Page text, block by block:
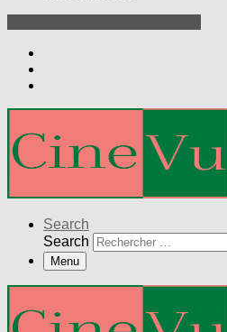
Search
Search
Menu